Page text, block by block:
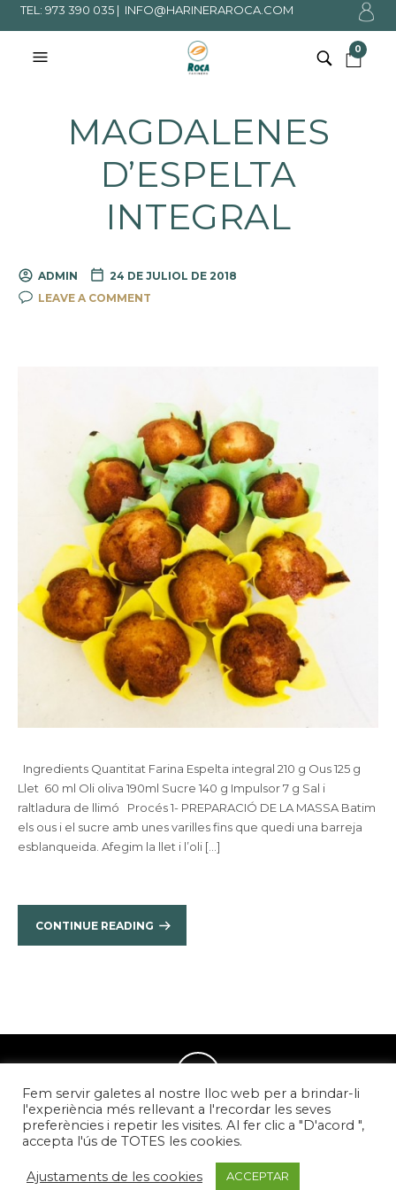
TEL: 973 390 035 | INFO@HARINERAROCA.COM
0
MAGDALENES
D’ESPELTA
INTEGRAL
ADMIN
24 DE JULIOL DE 2018
LEAVE A COMMENT
Ingredients Quantitat Farina Espelta integral 210 g Ous 125 g
Llet 60 ml Oli oliva 190ml Sucre 140 g Impulsor 7 g Sal i
raltladura de llimó Procés 1- PREPARACIÓ DE LA MASSA Batim
els ous i el sucre amb unes varilles fins que quedi una barreja
esblanqueida. Afegim la llet i l’oli […]
CONTINUE READING
Pàgina desenvolupada per CompsaOnline S.L.
Fem servir galetes al nostre lloc web per a brindar-li
l'experiència més rellevant a l'recordar les seves
preferències i repetir les visites. Al fer clic a "D'acord ",
accepta l'ús de TOTES les cookies.
Ajustaments de les cookies ACCEPTAR